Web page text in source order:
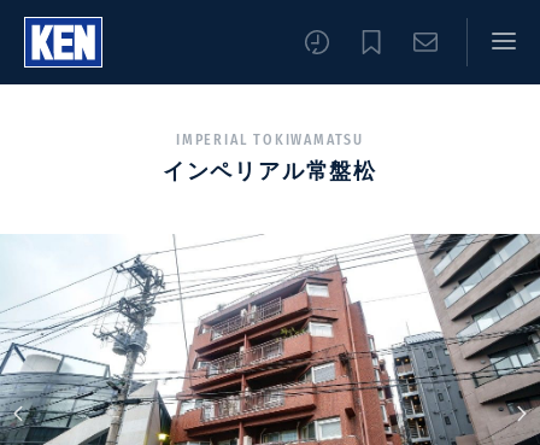
IMPERIAL TOKIWAMATSU
インペリアル常盤松